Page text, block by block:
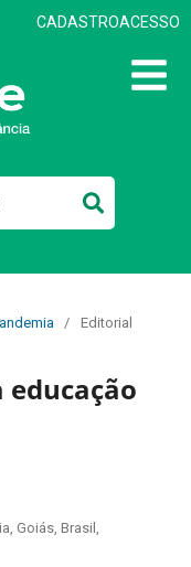
CADASTROACESSO
/ Editorial
Goiás, Brasil,